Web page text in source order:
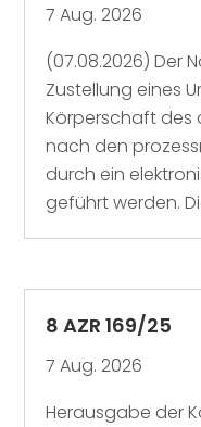
7 Aug. 2026
(07.08.2026) Der
Zustellung eines
Körperschaft des
nach den
durch ein
geführt werden.
8 AZR 169/25
7 Aug. 2026
Herausgabe der